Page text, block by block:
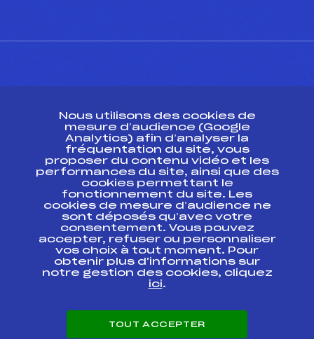
Ressources
Pass’Neige
Projet sportif fédéral
Projet de performance fédéral
Antidopage
Pôle Développement, Formation, Suivi
Scientifique
Listes ministérielles
Pôle vie de l’athlète
Enseignement professionnel
Carrières
Nous utilisons des cookies de
mesure d’audience (Google
Analytics) afin d’analyser la
fréquentation du site, vous
proposer du contenu vidéo et les
performances du site, ainsi que des
cookies permettant le
fonctionnement du site. Les
cookies de mesure d’audience ne
sont déposés qu’avec votre
consentement. Vous pouvez
accepter, refuser ou personnaliser
vos choix à tout moment. Pour
obtenir plus d'informations sur
notre gestion des cookies, cliquez
ici.
TOUT ACCEPTER